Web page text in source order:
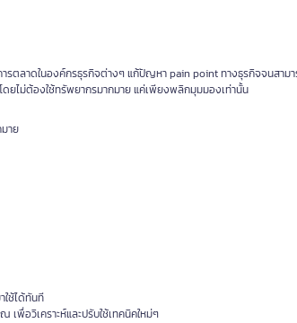
ตลาดในองค์กรธุรกิจต่างๆ แก้ปัญหา pain point ทางธุรกิจจนสาม
ยไม่ต้องใช้ทรัพยากรมากมาย แค่เพียงพลิกมุมมองเท่านั้น
าย
ช้ได้ทันที
พื่อวิเคราะห์และปรับใช้เทคนิคใหม่ๆ